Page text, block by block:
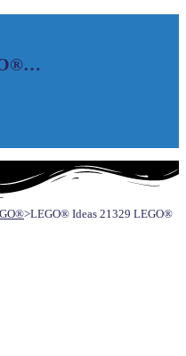
>LEGO® Ideas 21329 LEGO®